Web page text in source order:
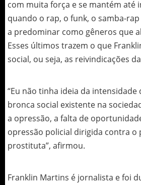
com muita força e se mantém até
quando o rap, o funk, o samba-
a predominar como gêneros que
Esses últimos trazem o que
social, ou seja, as reivindicações
“Eu não tinha ideia da
bronca social existente na
a opressão, a falta de
opressão policial dirigida contra o
prostituta”, afirmou.
Franklin Martins é jornalista e foi